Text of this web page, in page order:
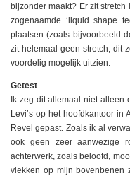
bijzonder maakt? Er zit
zogenaamde ‘liquid shape
plaatsen (zoals bijvoorbeeld
zit helemaal geen stretch, dit
voordelig mogelijk uitzien.
Getest
Ik zeg dit allemaal niet alleen
Levi’s op het hoofdkantoor in
Revel gepast. Zoals ik al
ook geen zeer aanwezige
achterwerk, zoals beloofd,
vlekken op mijn bovenbenen